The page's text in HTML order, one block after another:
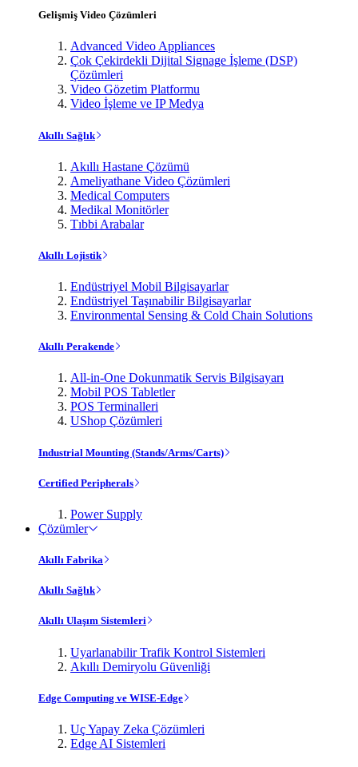
Gelişmiş Video Çözümleri
Advanced Video Appliances
Çok Çekirdekli Dijital Signage İşleme (DSP)
Çözümleri
Video Gözetim Platformu
Video İşleme ve IP Medya
Akıllı Sağlık
Akıllı Hastane Çözümü
Ameliyathane Video Çözümleri
Medical Computers
Medikal Monitörler
Tıbbi Arabalar
Akıllı Lojistik
Endüstriyel Mobil Bilgisayarlar
Endüstriyel Taşınabilir Bilgisayarlar
Environmental Sensing & Cold Chain Solutions
Akıllı Perakende
All-in-One Dokunmatik Servis Bilgisayarı
Mobil POS Tabletler
POS Terminalleri
UShop Çözümleri
Industrial Mounting (Stands/Arms/Carts)
Certified Peripherals
Power Supply
Çözümler
Akıllı Fabrika
Akıllı Sağlık
Akıllı Ulaşım Sistemleri
Uyarlanabilir Trafik Kontrol Sistemleri
Akıllı Demiryolu Güvenliği
Edge Computing ve WISE-Edge
Uç Yapay Zeka Çözümleri
Edge AI Sistemleri